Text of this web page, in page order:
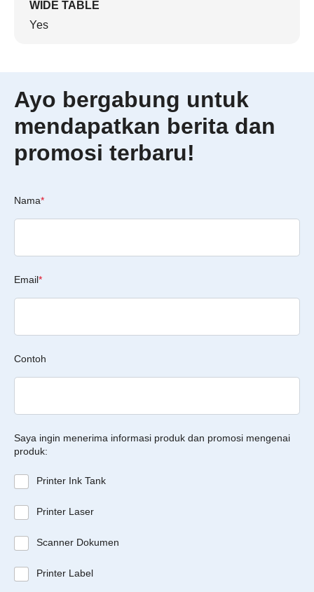
WIDE TABLE
Yes
Ayo bergabung untuk
mendapatkan berita dan
promosi terbaru!
Nama*
Email*
Contoh
Saya ingin menerima informasi produk dan promosi mengenai
produk:
Printer Ink Tank
Printer Laser
Scanner Dokumen
Printer Label